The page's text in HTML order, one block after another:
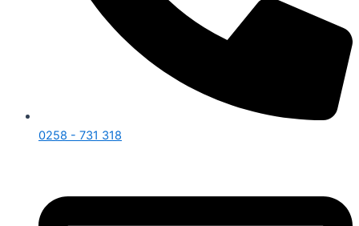
0258 - 731 318